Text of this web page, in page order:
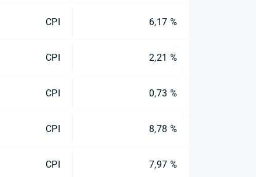
CPI 6,17 %
CPI 2,21 %
CPI 0,73 %
CPI 8,78 %
CPI 7,97 %